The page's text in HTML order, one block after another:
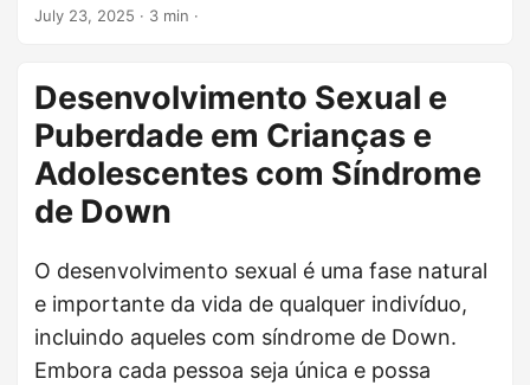
July 23, 2025 · 3 min ·
Desenvolvimento Sexual e
Puberdade em Crianças e
Adolescentes com Síndrome
de Down
O desenvolvimento sexual é uma fase natural
e importante da vida de qualquer indivíduo,
incluindo aqueles com síndrome de Down.
Embora cada pessoa seja única e possa